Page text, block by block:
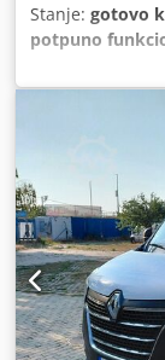
Stanje: gotovo
potpuno
masa:3.500 kg,
(Elektronički
navigacijski